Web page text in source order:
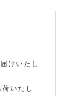
けいたし
いたし